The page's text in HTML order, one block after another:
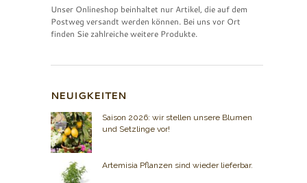
Unser Onlineshop beinhaltet nur Artikel, die auf dem
Postweg versandt werden können. Bei uns vor Ort
finden Sie zahlreiche weitere Produkte.
NEUIGKEITEN
Saison 2026: wir stellen unsere Blumen
und Setzlinge vor!
Artemisia Pflanzen sind wieder lieferbar.